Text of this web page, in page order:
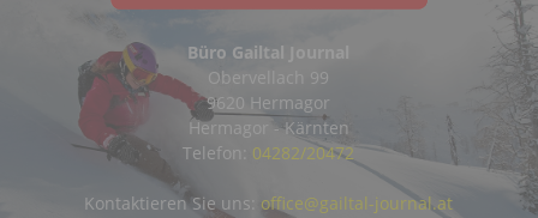
Büro Gailtal Journal
Obervellach 99
9620 Hermagor
Hermagor - Kärnten
Telefon: 04282/20472
Kontaktieren Sie uns: office@gailtal-journal.at